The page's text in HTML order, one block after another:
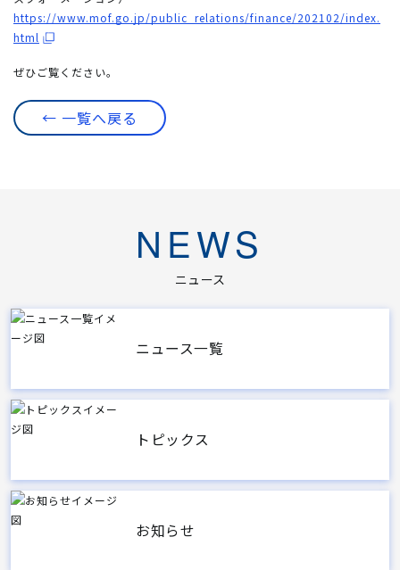
https://www.mof.go.jp/public_relations/finance/202102/index.
html
ぜひご覧ください。
← 一覧へ戻る
NEWS
ニュース
ニュース一覧
トピックス
お知らせ